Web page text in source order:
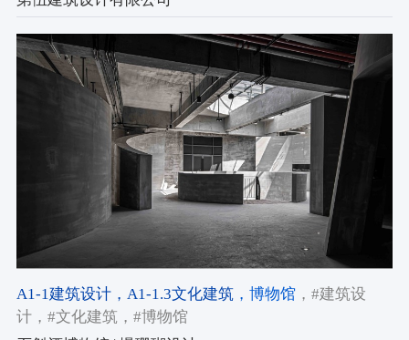
A1-1建筑设计，A1-1.3文化建筑，博物馆，#建筑设
计，#文化建筑，#博物馆